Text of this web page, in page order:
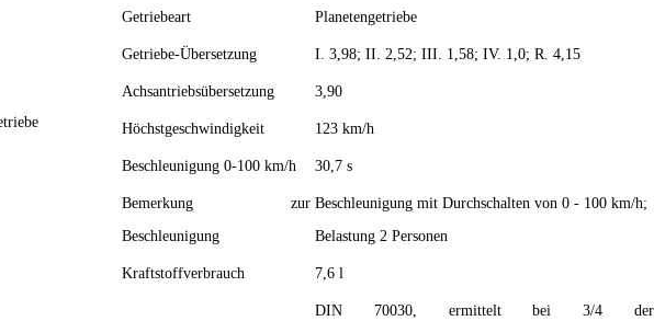
Getriebeart Planetengetriebe
Getriebe-Übersetzung I. 3,98; II. 2,52; III. 1,58; IV. 1,0; R. 4,15
Achsantriebsübersetzung 3,90
Höchstgeschwindigkeit 123 km/h
Beschleunigung 0-100 km/h 30,7 s
Bemerkung zur
Beschleunigung
Beschleunigung mit Durchschalten von 0 - 100 km/h;
Belastung 2 Personen
Kraftstoffverbrauch 7,6 l
DIN 70030, ermittelt bei 3/4 der